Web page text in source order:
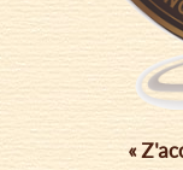
«